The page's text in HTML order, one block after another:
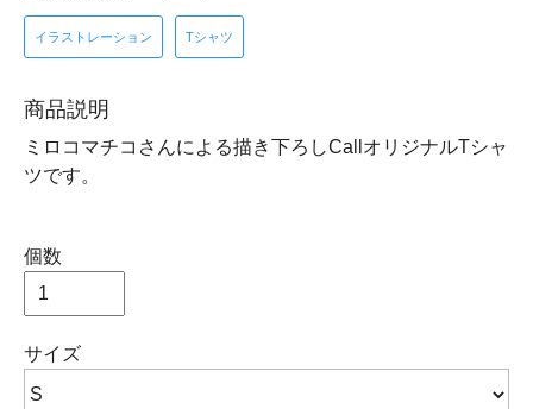
イラストレーション Tシャツ
商品説明
ミロコマチコさんによる描き下ろしCallオリジナルTシャ
ツです。
個数
サイズ